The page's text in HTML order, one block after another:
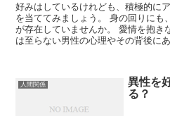
好みはしているけれども、積極的に
を当ててみましょう。 身の回りにも
が存在していませんか。 愛情を抱き
は至らない男性の心理やその背後にあ
人間関係
異性を
る？